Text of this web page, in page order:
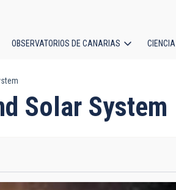
OBSERVATORIOS DE CANARIAS
Solar System